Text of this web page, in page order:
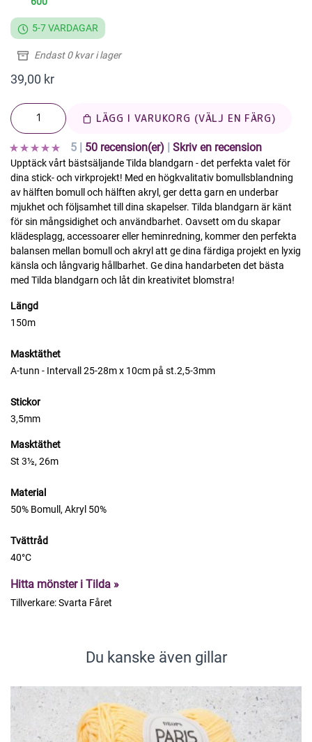
5-7 VARDAGAR
Endast 0 kvar i lager
39,00 kr
LÄGG I VARUKORG (VÄLJ EN FÄRG)
5 | 50 recension(er) | Skriv en recension
Upptäck vårt bästsäljande Tilda blandgarn - det perfekta valet för
dina stick- och virkprojekt! Med en högkvalitativ bomullsblandning
av hälften bomull och hälften akryl, ger detta garn en underbar
mjukhet och följsamhet till dina skapelser. Tilda blandgarn är känt
för sin mångsidighet och användbarhet. Oavsett om du skapar
klädesplagg, accessoarer eller heminredning, kommer den perfekta
balansen mellan bomull och akryl att ge dina färdiga projekt en lyxig
känsla och långvarig hållbarhet. Ge dina handarbeten det bästa
med Tilda blandgarn och låt din kreativitet blomstra!
Längd
150m
Masktäthet
A-tunn - Intervall 25-28m x 10cm på st.2,5-3mm
Stickor
3,5mm
Masktäthet
St 3½, 26m
Material
50% Bomull, Akryl 50%
Tvättråd
40°C
Hitta mönster i Tilda »
Tillverkare:Svarta Fåret
Du kanske även gillar